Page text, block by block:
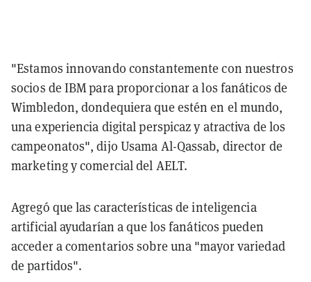
"Estamos innovando constantemente con nuestros
socios de IBM para proporcionar a los fanáticos de
Wimbledon, dondequiera que estén en el mundo,
una experiencia digital perspicaz y atractiva de los
campeonatos", dijo Usama Al-Qassab, director de
marketing y comercial del AELT.
Agregó que las características de inteligencia
artificial ayudarían a que los fanáticos pueden
acceder a comentarios sobre una "mayor variedad
de partidos".